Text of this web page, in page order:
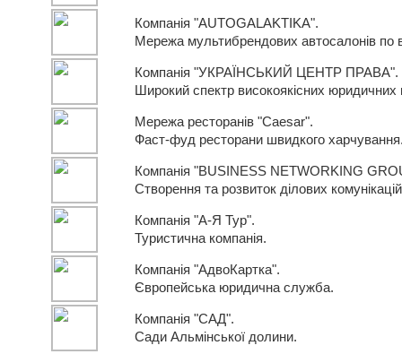
Компанія "AUTOGALAKTIKA".
Мережа мультибрендових автосалонів по
Компанія "УКРАЇНСЬКИЙ ЦЕНТР ПРАВА".
Широкий спектр високоякісних юридичних
Мережа ресторанів "Caesar".
Фаст-фуд ресторани швидкого
Компанія "BUSINESS NETWORKING
Створення та розвиток ділових
Компанія "А-Я Тур".
Туристична компанія.
Компанія "АдвоКартка".
Європейська юридична служба.
Компанія "САД".
Сади Альмінської долини.